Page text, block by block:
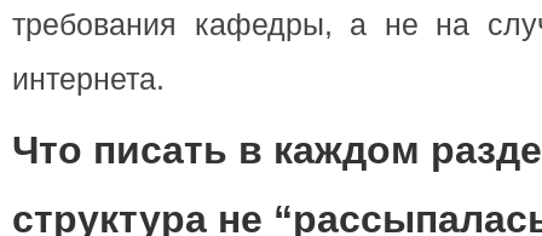
требования кафедры, а не на
интернета.
Что писать в каждом
структура не